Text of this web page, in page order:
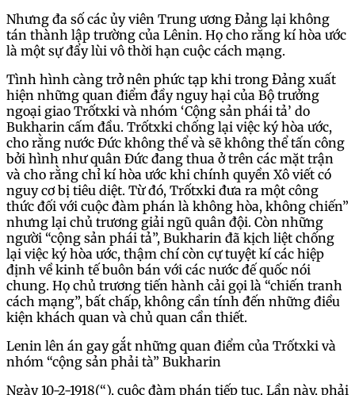
Nhưng đa số các ủy viên Trung ương Đảng lại không
tán thành lập trường của Lênin. Họ cho rằng kí hòa ước
là một sự đẩy lùi vô thời hạn cuộc cách mạng.
Tình hình càng trở nên phức tạp khi trong Đảng xuất
hiện những quan điểm đầy nguy hại của Bộ trưởng
ngoại giao Trốtxki và nhóm ‘Cộng sản phái tả’ do
Bukharin cấm đầu. Trốtxki chống lại việc ký hòa ước,
cho rằng nước Đức không thể và sẽ không thể tấn công
bởi hình như quân Đức đang thua ở trên các mặt trận
và cho rằng chỉ kí hòa ước khi chính quyền Xô viết có
nguy cơ bị tiêu diệt. Từ đó, Trốtxki đưa ra một công
thức đối với cuộc đàm phán là không hòa, không chiến”
nhưng lại chủ trương giải ngũ quân đội. Còn những
người “cộng sản phái tả”, Bukharin đã kịch liệt chống
lại việc ký hòa ước, thậm chí còn cự tuyệt kí các hiệp
định về kinh tế buôn bán với các nước đế quốc nói
chung. Họ chủ trương tiến hành cải gọi là “chiến tranh
cách mạng”, bất chấp, không cần tính đến những điều
kiện khách quan và chủ quan cần thiết.
Lenin lên án gay gắt những quan điểm của Trốtxki và
nhóm “cộng sản phải tà” Bukharin
Ngày 10-2-1918(“), cuộc đàm phán tiếp tục. Lần này, phải